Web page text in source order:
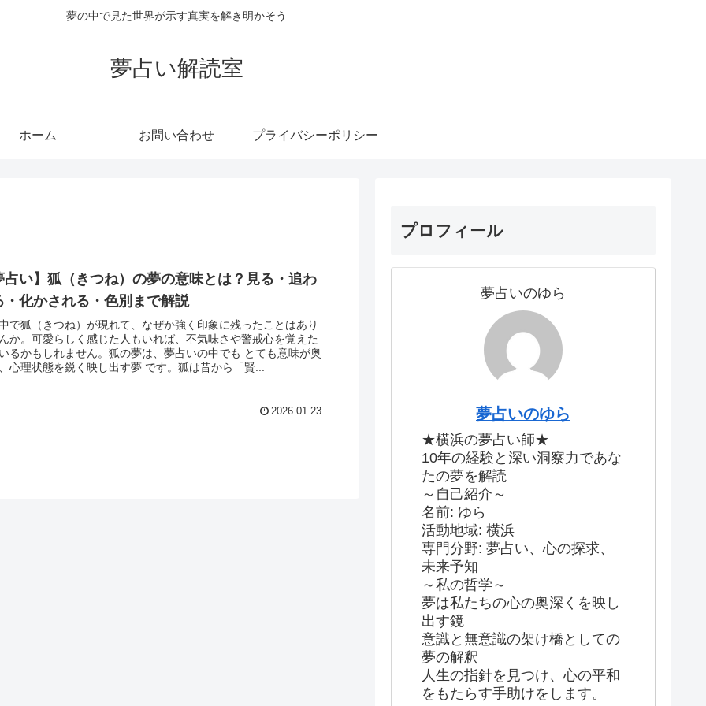
夢の中で見た世界が示す真実を解き明かそう
夢占い解読室
ホーム お問い合わせ プライバシーポリシー
占い】狐（きつね）の夢の意味とは？見る・追わ
・化かされる・色別まで解説
で狐（きつね）が現れて、なぜか強く印象に残ったことはあり
か。可愛らしく感じた人もいれば、不気味さや警戒心を覚えた
るかもしれません。狐の夢は、夢占いの中でも とても意味が奥
心理状態を鋭く映し出す夢 です。狐は昔から「賢...
2026.01.23
プロフィール
夢占いのゆら
夢占いのゆら
★横浜の夢占い師★
10年の経験と深い洞察力であな
たの夢を解読
～自己紹介～
名前: ゆら
活動地域: 横浜
専門分野: 夢占い、心の探求、
未来予知
～私の哲学～
夢は私たちの心の奥深くを映し
出す鏡
意識と無意識の架け橋としての
夢の解釈
人生の指針を見つけ、心の平和
をもたらす手助けをします。